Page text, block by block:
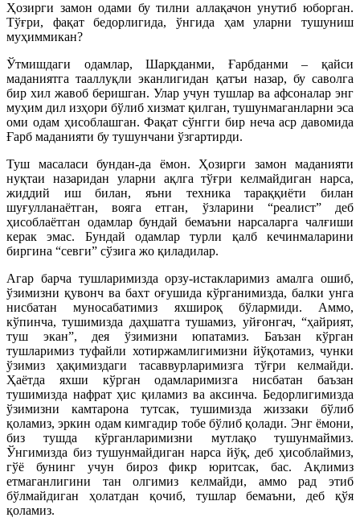
Ҳозирги замон одами бу тилни аллақачон унутиб юборган.
Тўғри, фақат бедорлигида, ўнгида ҳам уларни тушуниш
муҳиммикан?
Ўтмишдаги одамлар, Шарқданми, Ғарбданми – қайси
маданиятга тааллуқли эканлигидан қатъи назар, бу саволга
бир хил жавоб беришган. Улар учун тушлар ва афсоналар энг
муҳим дил изҳори бўлиб хизмат қилган, тушунмаганларни эса
оми одам ҳисоблашган. Фақат сўнгги бир неча аср давомида
Ғарб маданияти бу тушунчани ўзгартирди.
Туш масаласи бундан-да ёмон. Ҳозирги замон маданияти
нуқтаи назаридан уларни ақлга тўғри келмайдиган нарса,
жиддий иш билан, яъни техника тараққиёти билан
шуғулланаётган, вояга етган, ўзларини “реалист” деб
ҳисоблаётган одамлар бундай бемаъни нарсаларга чалғиши
керак эмас. Бундай одамлар турли қалб кечинмаларини
биргина “севги” сўзига жо қиладилар.
Агар барча тушларимизда орзу-истакларимиз амалга ошиб,
ўзимизни қувонч ва бахт оғушида кўрганимизда, балки унга
нисбатан муносабатимиз яхшироқ бўлармиди. Аммо,
кўпинча, тушимизда даҳшатга тушамиз, уйғонгач, “ҳайрият,
туш экан”, дея ўзимизни юпатамиз. Баъзан кўрган
тушларимиз туфайли хотиржамлигимизни йўқотамиз, чунки
ўзимиз ҳақимиздаги тасаввурларимизга тўғри келмайди.
Ҳаётда яхши кўрган одамларимизга нисбатан баъзан
тушимизда нафрат ҳис қиламиз ва аксинча. Бедорлигимизда
ўзимизни камтарона тутсак, тушимизда жиззаки бўлиб
қоламиз, эркин одам кимгадир тобе бўлиб қолади. Энг ёмони,
биз тушда кўрганларимизни мутлақо тушунмаймиз.
Ўнгимизда биз тушунмайдиган нарса йўқ, деб ҳисоблаймиз,
гўё бунинг учун бироз фикр юритсак, бас. Ақлимиз
етмаганлигини тан олгимиз келмайди, аммо рад этиб
бўлмайдиган ҳолатдан қочиб, тушлар бемаъни, деб қўя
қоламиз.